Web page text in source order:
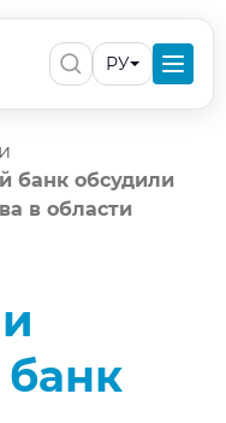
РУ
банк обсудили
в области